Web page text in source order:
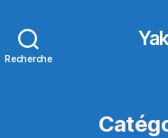
Recherche